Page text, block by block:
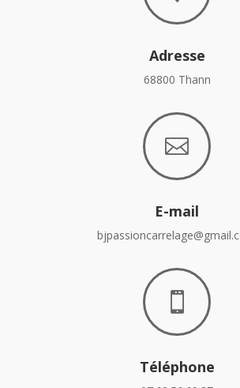
Adresse
68800 Thann

E-mail

Téléphone